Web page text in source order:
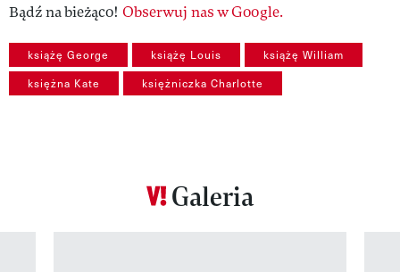
Bądź na bieżąco! Obserwuj nas w Google.
książę George książę Louis książę William
księżna Kate księżniczka Charlotte
Galeria